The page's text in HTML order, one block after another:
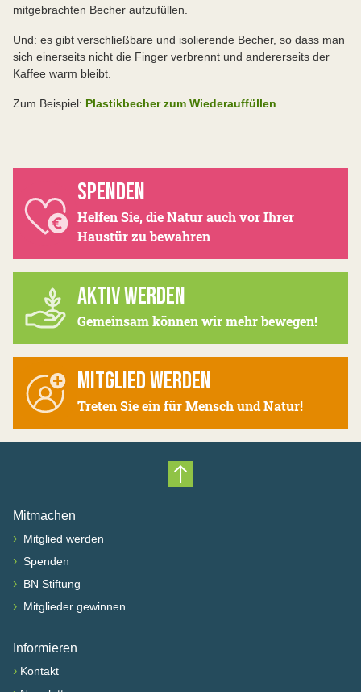
mitgebrachten Becher aufzufüllen.
Und: es gibt verschließbare und isolierende Becher, so dass man
sich einerseits nicht die Finger verbrennt und andererseits der
Kaffee warm bleibt.
Zum Beispiel: Plastikbecher zum Wiederauffüllen
SPENDEN
Helfen Sie, die Natur auch vor Ihrer
Haustür zu bewahren
AKTIV WERDEN
Gemeinsam können wir mehr bewegen!
MITGLIED WERDEN
Treten Sie ein für Mensch und Natur!
Nach oben scrollen
Mitmachen
› Mitglied werden
› Spenden
› BN Stiftung
› Mitglieder gewinnen
Informieren
› Kontakt